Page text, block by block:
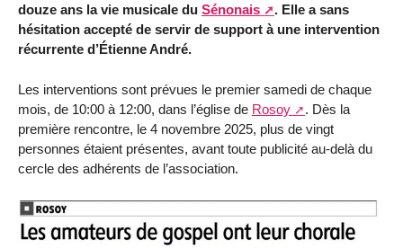
douze ans la vie musicale du Sénonais
. Elle a sans
hésitation accepté de servir de support à une intervention
récurrente d’Étienne André.
Les interventions sont prévues le premier samedi de chaque
mois, de 10:00 à 12:00, dans l’église de Rosoy
. Dès la
première rencontre, le 4 novembre 2025, plus de vingt
personnes étaient présentes, avant toute publicité au-delà du
cercle des adhérents de l’association.